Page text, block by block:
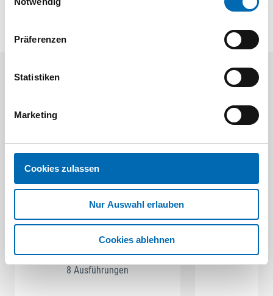
Präferenzen
Statistiken
Marketing
Cookies zulassen
Nur Auswahl erlauben
Cookies ablehnen
Aktuelle Angebote
Festool
SELFCLEAN Filtersack SC FIS-CT
8 Ausführungen
Bit-